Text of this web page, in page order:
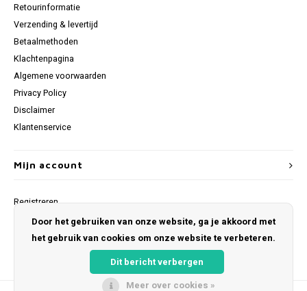
Retourinformatie
Verzending & levertijd
Betaalmethoden
Klachtenpagina
Algemene voorwaarden
Privacy Policy
Disclaimer
Klantenservice
Mijn account
Registreren
Mijn bestellingen
Mijn verlanglijst
Door het gebruiken van onze website, ga je akkoord met
het gebruik van cookies om onze website te verbeteren.
Dit bericht verbergen
Meer over cookies »